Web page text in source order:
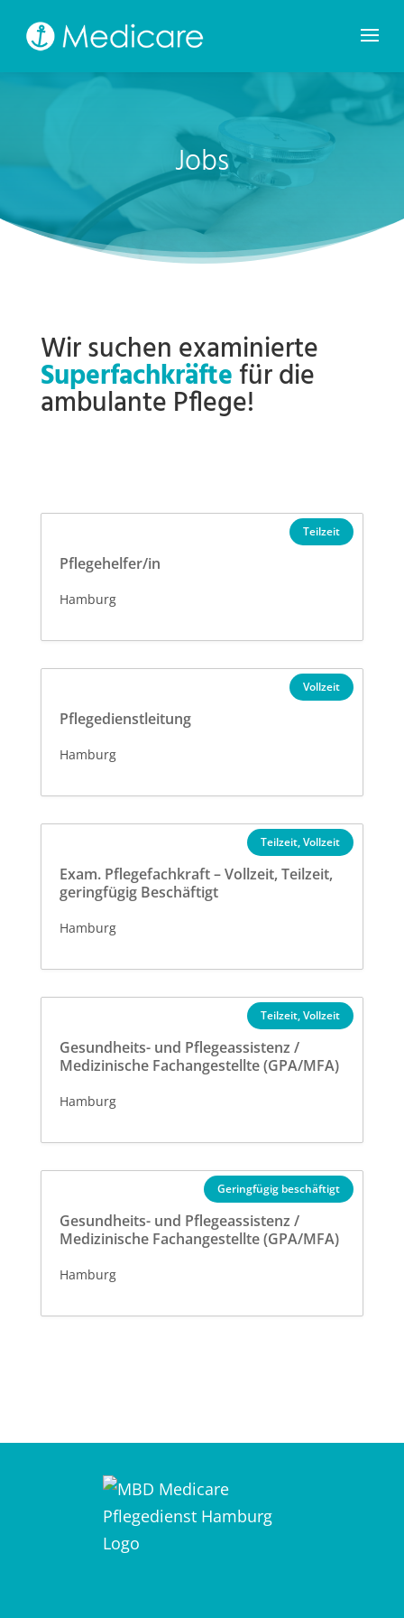
Jobs
Wir suchen examinierte
Superfachkräftefür die
ambulante Pflege!
Pflegehelfer/in
Teilzeit
Hamburg
Pflegedienstleitung
Vollzeit
Hamburg
Exam. Pflegefachkraft – Vollzeit, Teilzeit,
geringfügig Beschäftigt
Teilzeit Vollzeit
Hamburg
Gesundheits- und Pflegeassistenz /
Medizinische Fachangestellte (GPA/MFA)
Teilzeit Vollzeit
Hamburg
Gesundheits- und Pflegeassistenz /
Medizinische Fachangestellte (GPA/MFA)
Geringfügig beschäftigt
Hamburg